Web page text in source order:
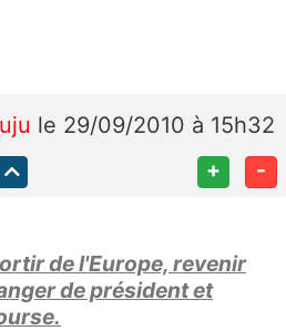
le 29/09/2010 à 15h32
+ -
de l'Europe, revenir
de président et